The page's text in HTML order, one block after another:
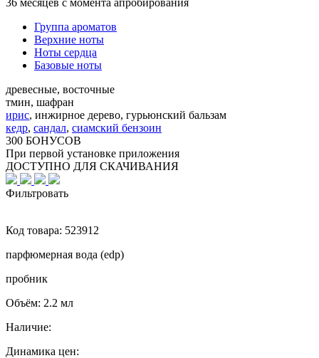
Группа ароматов
Верхние ноты
Ноты сердца
Базовые ноты
древесные, восточные
тмин, шафран
ирис, инжирное дерево, гурьюнский бальзам
кедр, сандал, сиамский бензоин
300 БОНУСОВ
При первой установке приложения
ДОСТУПНО ДЛЯ СКАЧИВАНИЯ
Фильтровать
Код товара: 523912
парфюмерная вода (edp)
пробник
Объём: 2.2 мл
Наличие:
Динамика цен: